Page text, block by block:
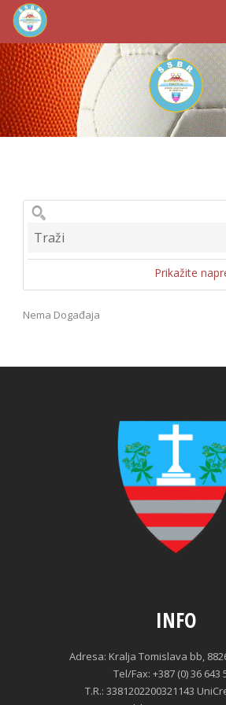
Prikažite
Nema Događaja
INFO
Adresa: Kralja Tomislava bb,
Tel/Fax: +387 (0) 36 643
T.R.: 3381202200321143